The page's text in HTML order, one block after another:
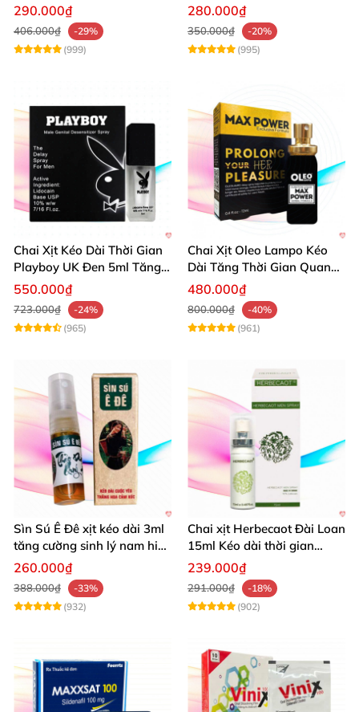
xuất tinh sớm 10 viên
290.000₫
406.000₫
-29%
(999)
chống xuất tinh hiệu quả
280.000₫
350.000₫
-20%
(995)
Chai Xịt Kéo Dài Thời Gian
Playboy UK Đen 5ml Tăng
Khoái Cảm
550.000₫
723.000₫
-24%
(965)
Chai Xịt Oleo Lampo Kéo
Dài Tăng Thời Gian Quan
Hệ Chính Hãng
480.000₫
800.000₫
-40%
(961)
Sìn Sú Ê Đê xịt kéo dài 3ml
tăng cường sinh lý nam hiệu
quả
260.000₫
388.000₫
-33%
(932)
Chai xịt Herbecaot Đài Loan
15ml Kéo dài thời gian
Tăng khoái cảm
239.000₫
291.000₫
-18%
(902)